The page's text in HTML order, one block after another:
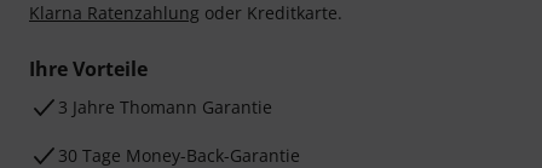
Klarna Ratenzahlung oder Kreditkarte.
Ihre Vorteile
3 Jahre Thomann Garantie
30 Tage Money-Back-Garantie